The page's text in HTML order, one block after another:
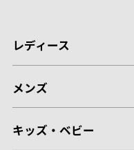
レディース
メンズ
キッズ・ベビー